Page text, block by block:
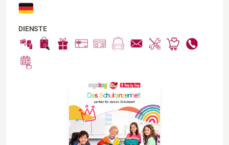
DIENSTE